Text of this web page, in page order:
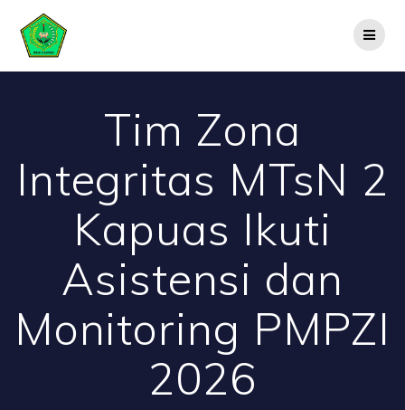
Tim Zona
Integritas MTsN 2
Kapuas Ikuti
Asistensi dan
Monitoring PMPZI
2026